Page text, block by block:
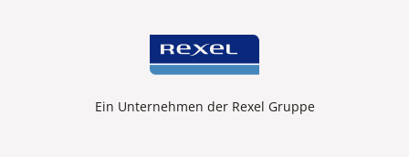
Ein Unternehmen der Rexel Gruppe